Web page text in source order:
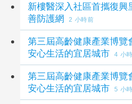
新樓醫深入社區首攜復興
善防護網
2 小時前
第三屆高齡健康產業博
安心生活的宜居城市
4 小
第三屆高齡健康產業博
安心生活的宜居城市
5 小